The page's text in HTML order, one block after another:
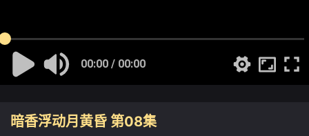
00:00 / 00:00
暗香浮动月黄昏 第08集